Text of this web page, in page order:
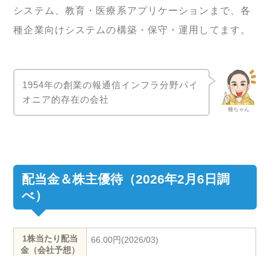
システム、教育・医療系アプリケーションまで、各
種企業向けシステムの構築・保守・運用してます。
種ちゃん
1954年の創業の報通信インフラ分野パイ
オニア的存在の会社
配当金＆株主優待（2026年2月6日調
べ）
1株当たり配当
金（会社予想）
66.00円(2026/03)